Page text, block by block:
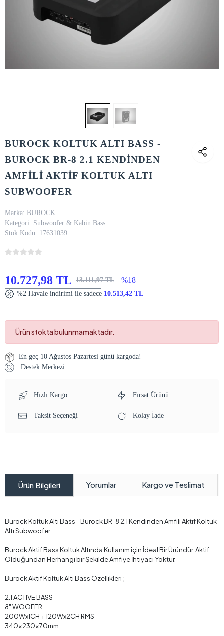
BUROCK KOLTUK ALTI BASS -
BUROCK BR-8 2.1 KENDİNDEN
AMFİLİ AKTİF KOLTUK ALTI
SUBWOOFER
Marka: BUROCK
Kategori: Subwoofer & Kabin Bass
Stok Kodu: 17631039
10.727,98 TL 13.111,97 TL %18
%2 Havale indirimi ile sadece 10.513,42 TL
Ürün stokta bulunmamaktadır.
En geç 10 Ağustos Pazartesi günü kargoda!
Destek Merkezi
Hızlı Kargo Fırsat Ürünü
Taksit Seçeneği Kolay İade
Ürün Bilgileri Yorumlar Kargo ve Teslimat
Burock Koltuk Altı Bass - Burock BR-8 2.1 Kendinden Amfili Aktif Koltuk
Altı Subwoofer
Burock Aktif Bass Koltuk Altında Kullanım için İdeal Bir Üründür. Aktif
Olduğundan Herhangi bir Şekilde Amfiye İhtiyacı Yoktur.
Burock Aktif Koltuk Altı Bass Özellikleri ;
2.1 ACTIVE BASS
8" WOOFER
200Wx1CH + 120Wx2CH RMS
340x230x70mm